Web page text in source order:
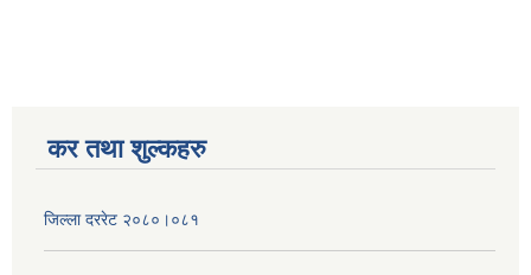
कर तथा शुल्कहरु
जिल्ला दररेट २०८०।०८१